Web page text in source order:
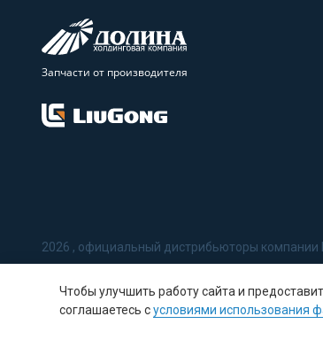
Запчасти от производителя
2026 , официальный дистрибьюторы компании
Политика в отношении обработки
Соглашение на обработку персональных данных
Политика использования Cookie-файлов
Чтобы улучшить работу сайта и
соглашаетесь сусловиями использования